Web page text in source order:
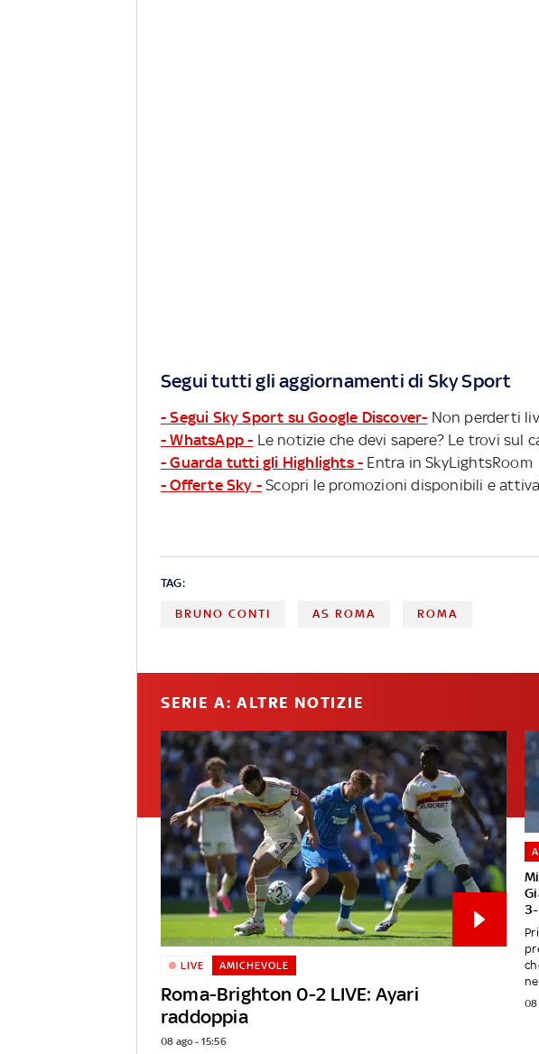
Segui tutti gli aggiornamenti di Sky Sport
- Segui Sky Sport su Google Discover- Non perderti
- WhatsApp - Le notizie che devi sapere? Le trovi sul
- Guarda tutti gli Highlights - Entra in SkyLightsRoom
- Offerte Sky - Scopri le promozioni disponibili e
TAG:
BRUNO CONTI AS ROMA ROMA
SERIE A: ALTRE NOTIZIE
Roma-Brighton 0-2 LIVE: Ayari
raddoppia
LIVE AMICHEVOLE
08 ago - 15:56
08